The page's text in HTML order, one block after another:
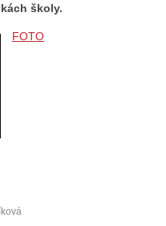
školy.​
FOTO